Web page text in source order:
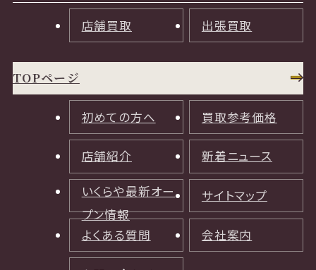
店舗買取 出張買取
TOPページ
初めての方へ 買取参考価格
店舗紹介 新着ニュース
いくらや最新オー
プン情報
サイトマップ
よくある質問 会社案内